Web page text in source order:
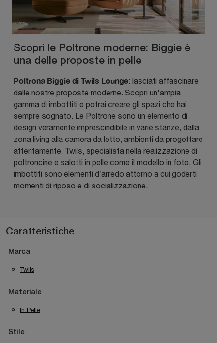
Scopri le Poltrone moderne: Biggie è
una delle proposte in pelle
Poltrona Biggie di Twils Lounge: lasciati affascinare
dalle nostre proposte moderne. Scopri un'ampia
gamma di imbottiti e potrai creare gli spazi che hai
sempre sognato. Le Poltrone sono un elemento di
design veramente imprescindibile in varie stanze, dalla
zona living alla camera da letto, ambienti da progettare
attentamente. Twils, specialista nella realizzazione di
poltroncine e salotti in pelle come il modello in foto. Gli
imbottiti sono elementi d’arredo attorno a cui goderti
momenti di riposo e di socializzazione.
Caratteristiche
Marca
Twils
Materiale
In Pelle
Stile